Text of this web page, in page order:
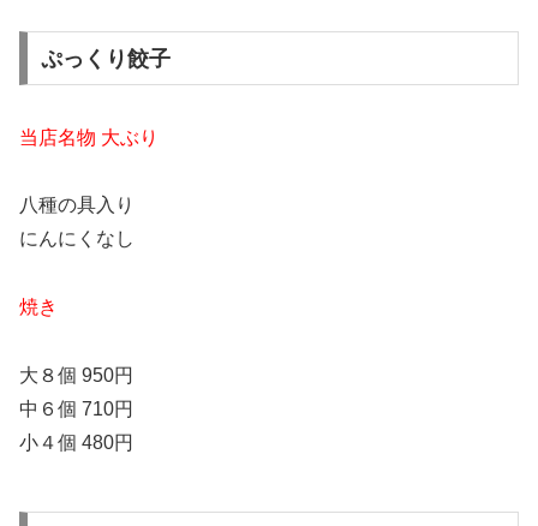
ぷっくり餃子
当店名物 大ぶり
八種の具入り
にんにくなし
焼き
大８個 950円
中６個 710円
小４個 480円